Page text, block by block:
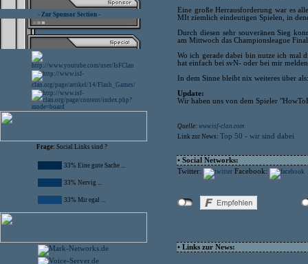
- Zur Sponsor Section -
Frage: Social Links sind ?
33% Eine gute Sache ...
33% Nervig ...
33% Mir egal ...
Eine große Herrausforderung war es
MIt ziemlich eindeutigen Spielen, in
Durch diesen sehr souveränen Sieg
am Mittwoch das Championsleague
Wo ich gerade dabei bin nutze ich mal
hat einfach bei svN- oder bei mir
In dem Sinne bleibt nix weiteres über
Update:
Wir haben uns von dem Spieler
Quelle: www.isf-clan.com
Link zur News: Top 50 - wir sind dabei
• Social Networks:
Twitter:
Facebook:
• Links zur News: